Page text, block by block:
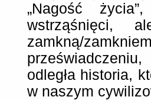
„Nagość
wstrząśnięci,
zamkną/
odległa historia,
w naszym